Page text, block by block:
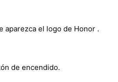
aparezca el logo de Honor .
de encendido.